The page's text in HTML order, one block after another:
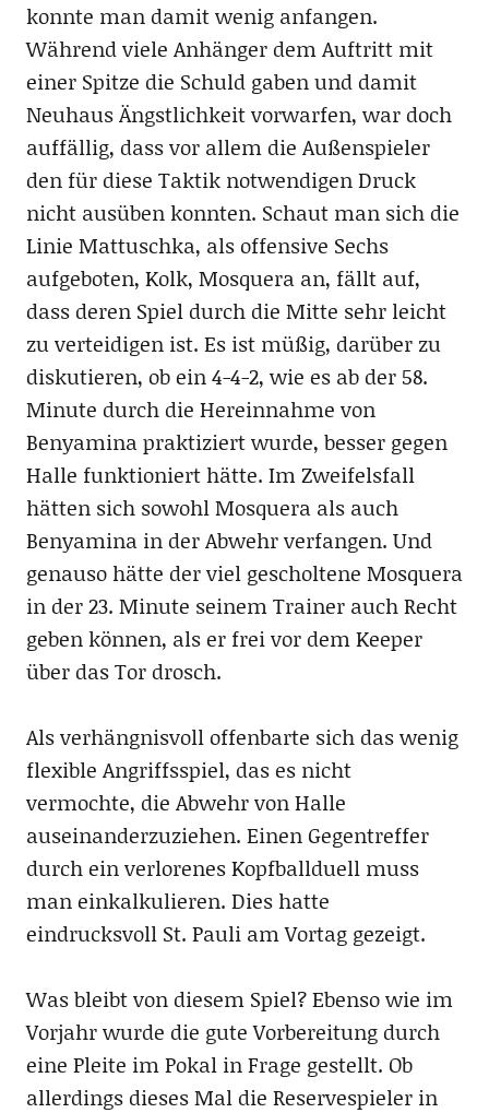
konnte man damit wenig anfangen.
Während viele Anhänger dem Auftritt mit
einer Spitze die Schuld gaben und damit
Neuhaus Ängstlichkeit vorwarfen, war doch
auffällig, dass vor allem die Außenspieler
den für diese Taktik notwendigen Druck
nicht ausüben konnten. Schaut man sich die
Linie Mattuschka, als offensive Sechs
aufgeboten, Kolk, Mosquera an, fällt auf,
dass deren Spiel durch die Mitte sehr leicht
zu verteidigen ist. Es ist müßig, darüber zu
diskutieren, ob ein 4-4-2, wie es ab der 58.
Minute durch die Hereinnahme von
Benyamina praktiziert wurde, besser gegen
Halle funktioniert hätte. Im Zweifelsfall
hätten sich sowohl Mosquera als auch
Benyamina in der Abwehr verfangen. Und
genauso hätte der viel gescholtene Mosquera
in der 23. Minute seinem Trainer auch Recht
geben können, als er frei vor dem Keeper
über das Tor drosch.
Als verhängnisvoll offenbarte sich das wenig
flexible Angriffsspiel, das es nicht
vermochte, die Abwehr von Halle
auseinanderzuziehen. Einen Gegentreffer
durch ein verlorenes Kopfballduell muss
man einkalkulieren. Dies hatte
eindrucksvoll St. Pauli am Vortag gezeigt.
Was bleibt von diesem Spiel? Ebenso wie im
Vorjahr wurde die gute Vorbereitung durch
eine Pleite im Pokal in Frage gestellt. Ob
allerdings dieses Mal die Reservespieler in